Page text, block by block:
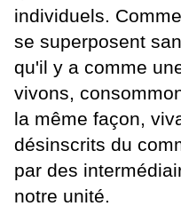
individuels.
se superposent
qu'il y a comme
vivons,
la même façon,
désinscrits du
par des
notre unité.